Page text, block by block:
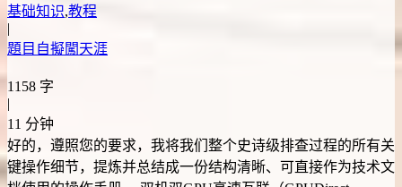
基础知识,教程
|
題目自擬闖天涯
1158 字
|
11 分钟
好的，遵照您的要求，我将我们整个史诗级排查过程的所有关
键操作细节，提炼并总结成一份结构清晰、可直接作为技术文